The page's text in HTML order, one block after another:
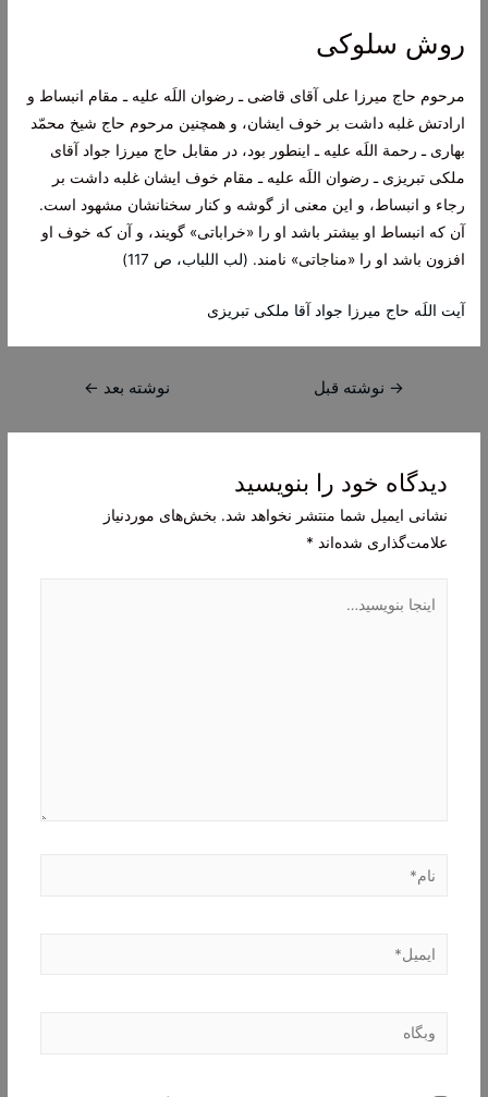
روش سلوکی
مرحوم حاج ميرزا على آقاى قاضى ـ رضوان اللَه عليه ـ مقام انبساط و
ارادتش غلبه داشت بر خوف ايشان، و همچنين مرحوم حاج شيخ محمّد
بهارى ـ رحمة اللَه عليه ـ اين‏طور بود، در مقابل‏ حاج ميرزا جواد آقاى
ملكى تبريزى ـ رضوان اللَه عليه ـ مقام خوف ايشان غلبه داشت بر
رجاء و انبساط، و اين معنى از گوشه و كنار سخنانشان مشهود است.
آن كه انبساط او بيشتر باشد او را «خراباتى» گويند، و آن كه خوف او
افزون باشد او را «مناجاتى» نامند. (لب اللباب، ص 117)
آیت اللَه حاج میرزا جواد آقا ملکی تبریزی
راهبری
→ نوشته قبل نوشته بعد ←
دیدگاه‌ خود را بنویسید
نشانی ایمیل شما منتشر نخواهد شد. بخش‌های موردنیاز
علامت‌گذاری شده‌اند *
بنویسید…
نام*
ایمیل*
وبگاه